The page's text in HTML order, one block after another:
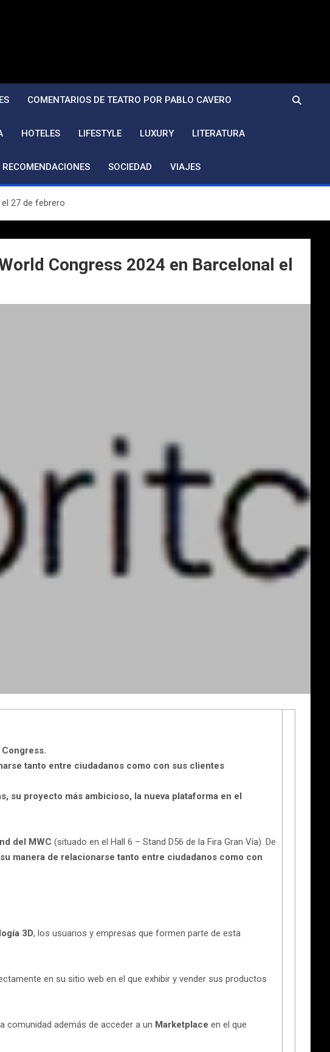
COMENTARIOS DE TEATRO POR PABLO CAVERO
HOTELES LIFESTYLE LUXURY LITERATURA
RECOMENDACIONES SOCIEDAD VIAJES
27 de febrero
Congress 2024 en Barcelonal el
tanto entre ciudadanos como con sus clientes
su proyecto más ambicioso, la nueva plataforma en el
del MWC (situado en el Hall 6 – Stand D56 de la Fira Gran Vía). De
manera de relacionarse tanto entre ciudadanos como con
3D, los usuarios y empresas que formen parte de esta
en su sitio web en el que exhibir y vender sus productos
comunidad además de acceder a un Marketplace en el que